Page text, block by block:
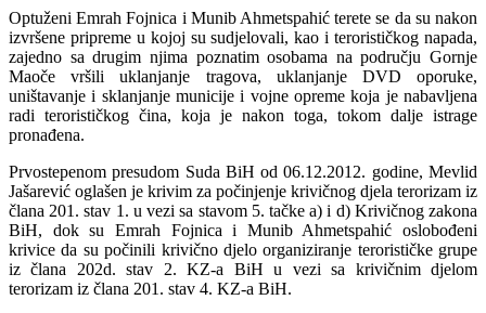
Optuženi Emrah Fojnica i Munib Ahmetspahić terete se da su nakon
izvršene pripreme u kojoj su sudjelovali, kao i terorističkog napada,
zajedno sa drugim njima poznatim osobama na području Gornje
Maoče vršili uklanjanje tragova, uklanjanje DVD oporuke,
uništavanje i sklanjanje municije i vojne opreme koja je nabavljena
radi terorističkog čina, koja je nakon toga, tokom dalje istrage
pronađena.
Prvostepenom presudom Suda BiH od 06.12.2012. godine, Mevlid
Jašarević oglašen je krivim za počinjenje krivičnog djela terorizam iz
člana 201. stav 1. u vezi sa stavom 5. tačke a) i d) Krivičnog zakona
BiH, dok su Emrah Fojnica i Munib Ahmetspahić oslobođeni
krivice da su počinili krivično djelo organiziranje terorističke grupe
iz člana 202d. stav 2. KZ-a BiH u vezi sa krivičnim djelom
terorizam iz člana 201. stav 4. KZ-a BiH.